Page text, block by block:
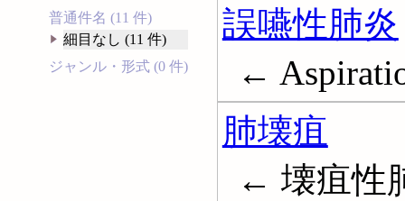
普通件名 (11 件)
細目なし (11 件)
ジャンル・形式 (0 件)
誤嚥性肺炎
←
肺壊疽
← 壊疽性